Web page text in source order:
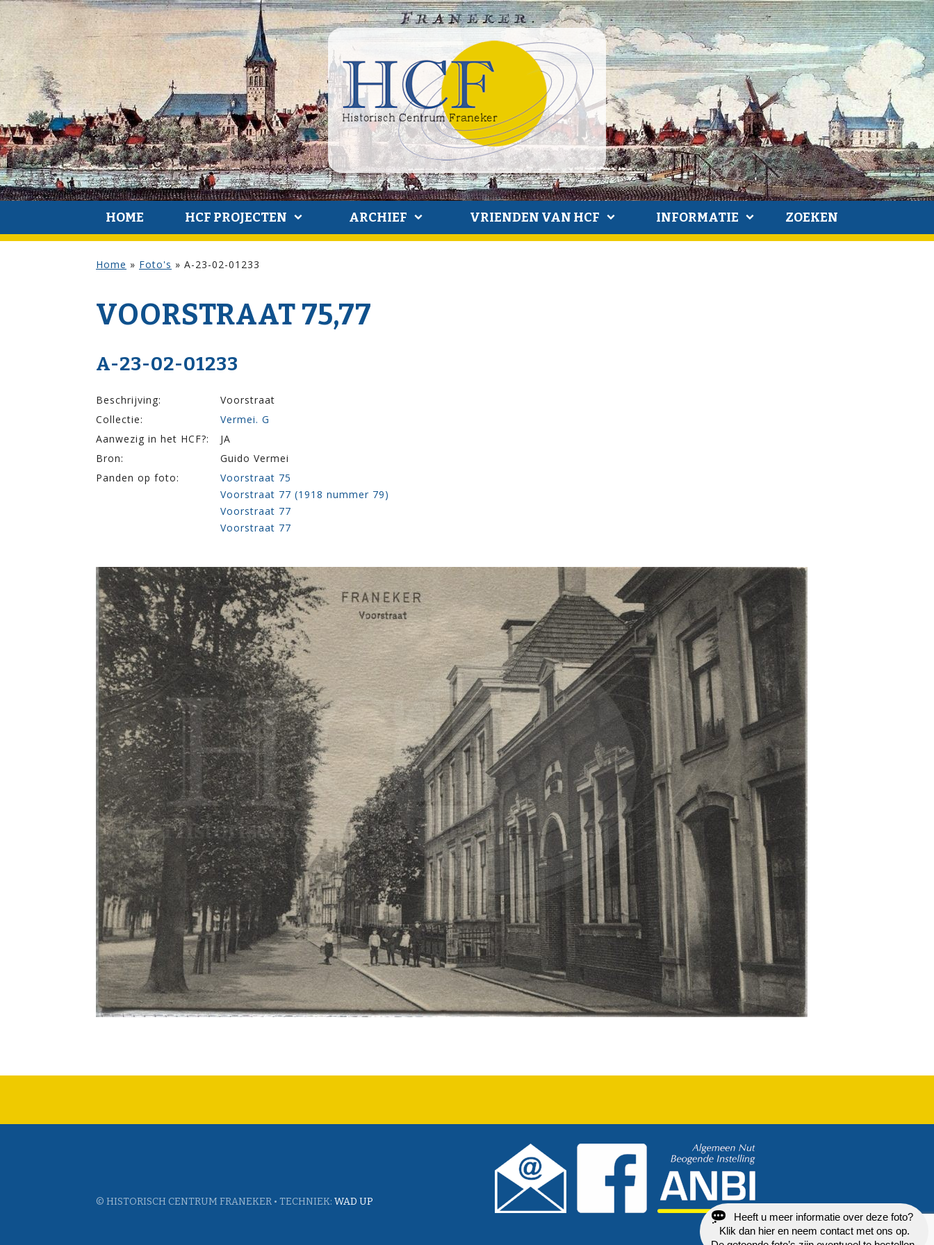
HOME HCF PROJECTEN ARCHIEF VRIENDEN VAN HCF INFORMATIE ZOEKEN
Home » Foto's » A-23-02-01233
VOOR­STRAAT 75,77
A-23-02-01233
Beschrijving:
Voorstraat
Collectie:
Vermei. G
Aanwezig in het HCF?:
JA
Bron:
Guido Vermei
Panden op foto:
Voorstraat 75
Voorstraat 77 (1918 nummer 79)
Voorstraat 77
Voorstraat 77
© HISTORISCH CENTRUM FRANEKER • TECHNIEK: WAD UP
Heeft u meer informatie over deze foto?
Klik dan hier en neem contact met ons op.